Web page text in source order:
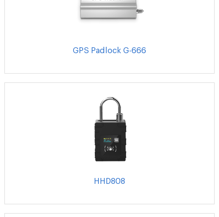
GPS Padlock G-666
HHD808